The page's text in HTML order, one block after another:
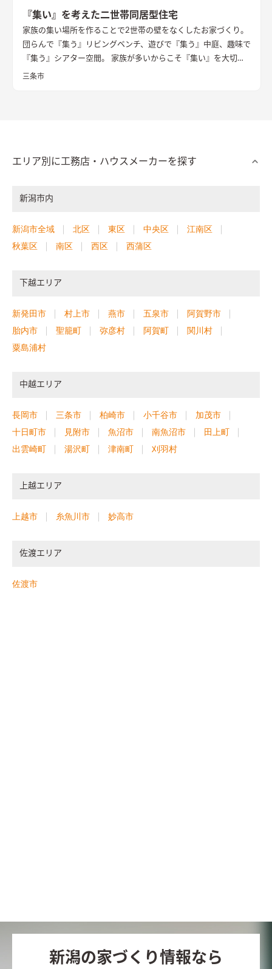
『集い』を考えた二世帯同居型住宅
家族の集い場所を作ることで2世帯の壁をなくしたお家づくり。
団らんで『集う』リビングベンチ、遊びで『集う』中庭、趣味で
『集う』シアター空間。 家族が多いからこそ『集い』を大切に
したお家になっています。
三条市
エリア別に工務店・ハウスメーカーを探す
新潟市内
新潟市全域 北区 東区 中央区
江南区
秋葉区
南区 西区 西蒲区
下越エリア
新発田市 村上市 燕市 五泉市
阿賀野市
胎内市
聖籠町 弥彦村 阿賀町
関川村
粟島浦村
中越エリア
長岡市 三条市 柏崎市 小千谷市
加茂市
十日町市
見附市 魚沼市 南魚沼市
田上町
出雲崎町
湯沢町 津南町 刈羽村
上越エリア
上越市 糸魚川市 妙高市
佐渡エリア
佐渡市
新潟の家づくり情報なら